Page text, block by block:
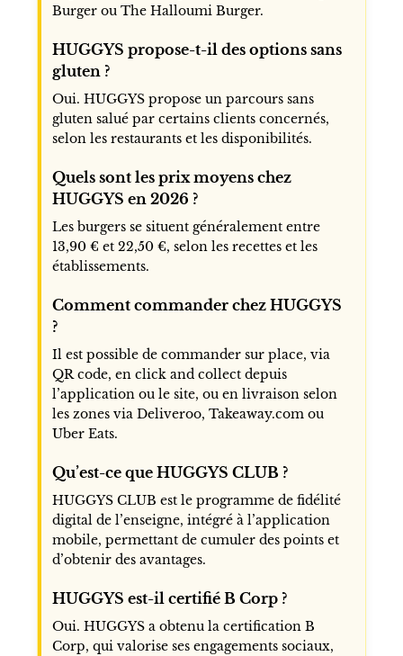
Burger ou The Halloumi Burger.
HUGGYS propose-t-il des options sans
gluten ?
Oui. HUGGYS propose un parcours sans
gluten salué par certains clients concernés,
selon les restaurants et les disponibilités.
Quels sont les prix moyens chez
HUGGYS en 2026 ?
Les burgers se situent généralement entre
13,90 € et 22,50 €, selon les recettes et les
établissements.
Comment commander chez HUGGYS
?
Il est possible de commander sur place, via
QR code, en click and collect depuis
l’application ou le site, ou en livraison selon
les zones via Deliveroo, Takeaway.com ou
Uber Eats.
Qu’est-ce que HUGGYS CLUB ?
HUGGYS CLUB est le programme de fidélité
digital de l’enseigne, intégré à l’application
mobile, permettant de cumuler des points et
d’obtenir des avantages.
HUGGYS est-il certifié B Corp ?
Oui. HUGGYS a obtenu la certification B
Corp, qui valorise ses engagements sociaux,